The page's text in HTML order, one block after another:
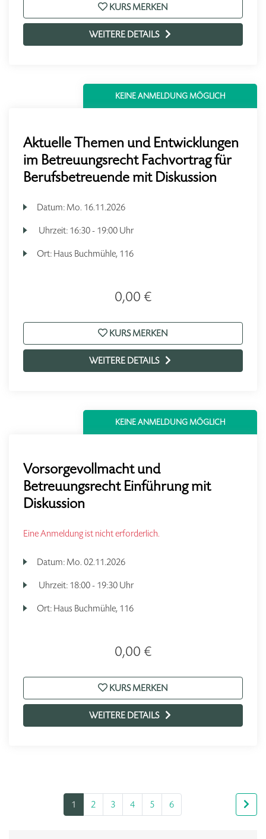
KURS MERKEN
WEITERE DETAILS
KEINE ANMELDUNG MÖGLICH
Aktuelle Themen und Entwicklungen
im Betreuungsrecht Fachvortrag für
Berufsbetreuende mit Diskussion
Datum: Mo. 16.11.2026
Uhrzeit: 16:30 - 19:00 Uhr
Ort: Haus Buchmühle, 116
0,00 €
KURS MERKEN
WEITERE DETAILS
KEINE ANMELDUNG MÖGLICH
Vorsorgevollmacht und
Betreuungsrecht Einführung mit
Diskussion
Eine Anmeldung ist nicht erforderlich.
Datum: Mo. 02.11.2026
Uhrzeit: 18:00 - 19:30 Uhr
Ort: Haus Buchmühle, 116
0,00 €
KURS MERKEN
WEITERE DETAILS
1 2 3 4 5 6